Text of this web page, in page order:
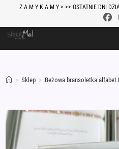
content
Z A M Y K A M Y > >> OSTATNIE DNI
> Sklep > Beżowa bransoletka alfabet